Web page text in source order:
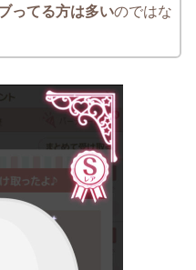
ってる方は多いのではな